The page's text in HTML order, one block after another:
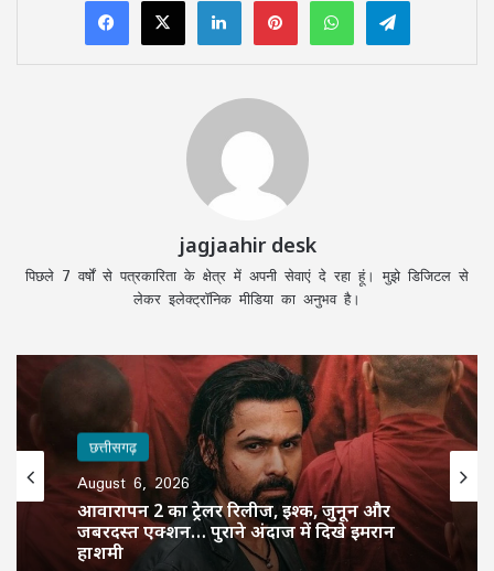
jagjaahir desk
पिछले 7 वर्षों से पत्रकारिता के क्षेत्र में अपनी सेवाएं दे रहा हूं। मुझे डिजिटल से
लेकर इलेक्ट्रॉनिक मीडिया का अनुभव है।
छत्तीसगढ़
August 6, 2026
छत्तीसगढ़
August 6, 2026